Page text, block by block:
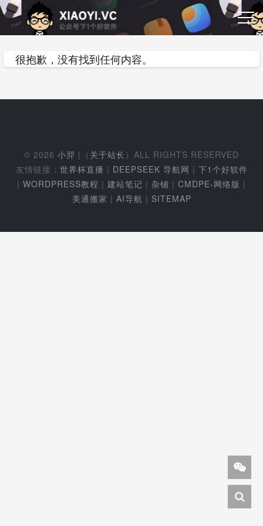
很抱歉，没有找到任何内容。
© 2026 小羿 |（ 关于站长 ）ALL RIGHTS RESERVED
友情链接： 世界杯直播 | DEEPSEEK 导航网 | 下1个好软件
| WORDPRESS教程 | 建站笔记 | 杂铺 | CMDPE-网络版 |
美通搬家 | AI导航 | SITEMAP